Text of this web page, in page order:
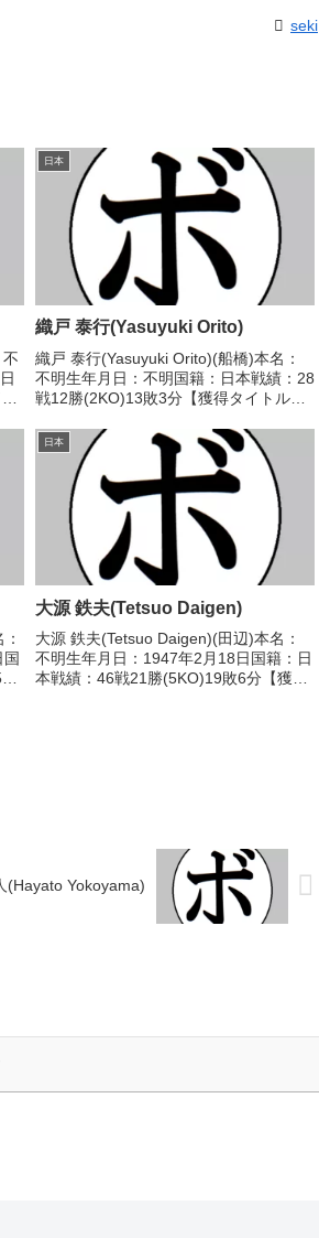
seki
日本
織戸 泰行(Yasuyuki Orito)
織戸 泰行(Yasuyuki Orito)(船橋)本名：
不明生年月日：不明国籍：日本戦績：28
戦12勝(2KO)13敗3分【獲得タイトル】
度チャンピオンスカウトA級トーナメン
トライト級優勝【戦歴】1...
日本
大源 鉄夫(Tetsuo Daigen)
大源 鉄夫(Tetsuo Daigen)(田辺)本名：
不明生年月日：1947年2月18日国籍：日
本戦績：46戦21勝(5KO)19敗6分【獲得
(Hayato Yokoyama)